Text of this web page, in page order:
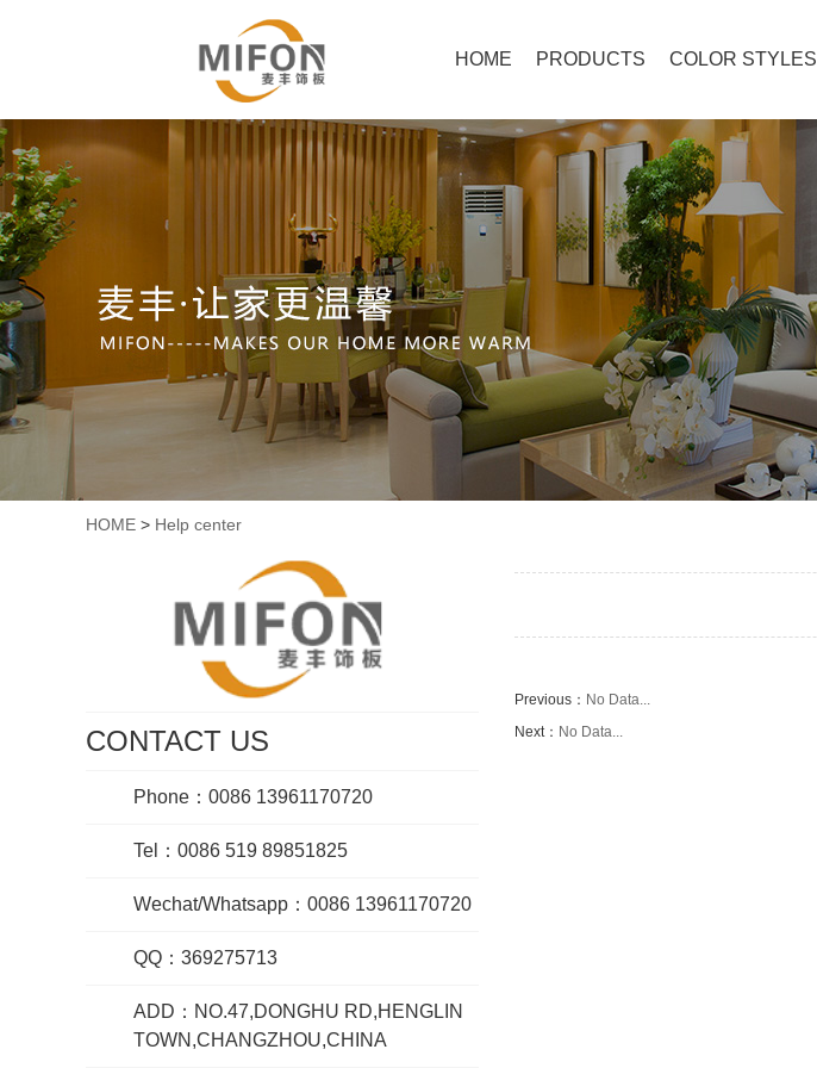
HOME PRODUCTS COLOR STYLES
HOME > Help center
CONTACT US
Phone：0086 13961170720
Tel：0086 519 89851825
Wechat/Whatsapp：0086 13961170720
QQ：369275713
ADD：NO.47,DONGHU RD,HENGLIN
TOWN,CHANGZHOU,CHINA
Previous： No Data...
Next： No Data...